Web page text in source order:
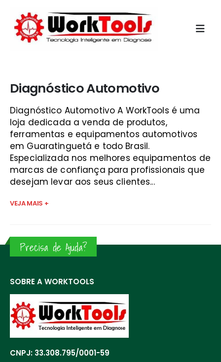
Diagnóstico Automotivo
Diagnóstico Automotivo A WorkTools é uma
loja dedicada a venda de produtos,
ferramentas e equipamentos automotivos
em Guaratinguetá e todo Brasil.
Especializada nos melhores equipamentos de
marcas de confiança para profissionais que
desejam levar aos seus clientes...
VEJA MAIS +
Precisa de Ajuda?
SOBRE A WORKTOOLS
CNPJ: 33.308.795/0001-59